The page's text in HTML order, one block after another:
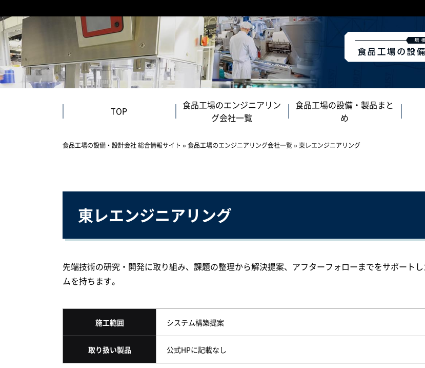
TOP
食品工場のエンジニアリン
グ会社一覧
食品工場の設備・製品まと
め
食品工場の設備・設計会社 総合情報サイト »食品工場のエンジニアリング会社一覧»東レエンジニアリング
東レエンジニアリング
先端技術の研究・開発に取り組み、課題の整理から解決提案、アフターフォローまでをサポート
ムを持ちます。
施工範囲 システム構築提案
取り扱い製品 公式HPに記載なし